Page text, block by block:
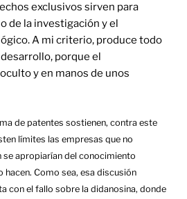
exclusivos sirven para
de la investigación y el
A mi criterio, produce todo
porque el
y en manos de unos
de patentes sostienen, contra este
límites las empresas que no
se apropiarían del conocimiento
hacen. Como sea, esa discusión
con el fallo sobre la didanosina, donde